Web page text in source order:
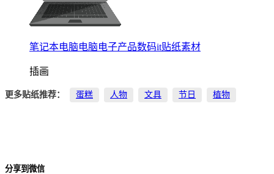
笔记本电脑电脑电子产品数码it贴纸素材
插画
更多贴纸推荐： 蛋糕 人物 文具 节日 植物
分享到微信